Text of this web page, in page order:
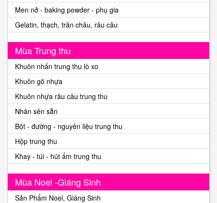
Men nở - baking powder - phụ gia
Gelatin, thạch, trân châu, râu câu
Mùa Trung thu
Khuôn nhấn trung thu lò xo
Khuôn gõ nhựa
Khuôn nhựa râu câu trung thu
Nhân sên sẵn
Bột - đường - nguyên liệu trung thu
Hộp trung thu
Khay - túi - hút ẩm trung thu
Mùa Noel -Giáng Sinh
Sản Phẩm Noel, Giáng Sinh